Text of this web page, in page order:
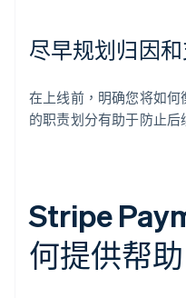
尽早规划归因
在上线前，明确您将如
的职责划分有助于防止后
Stripe
何提供帮助